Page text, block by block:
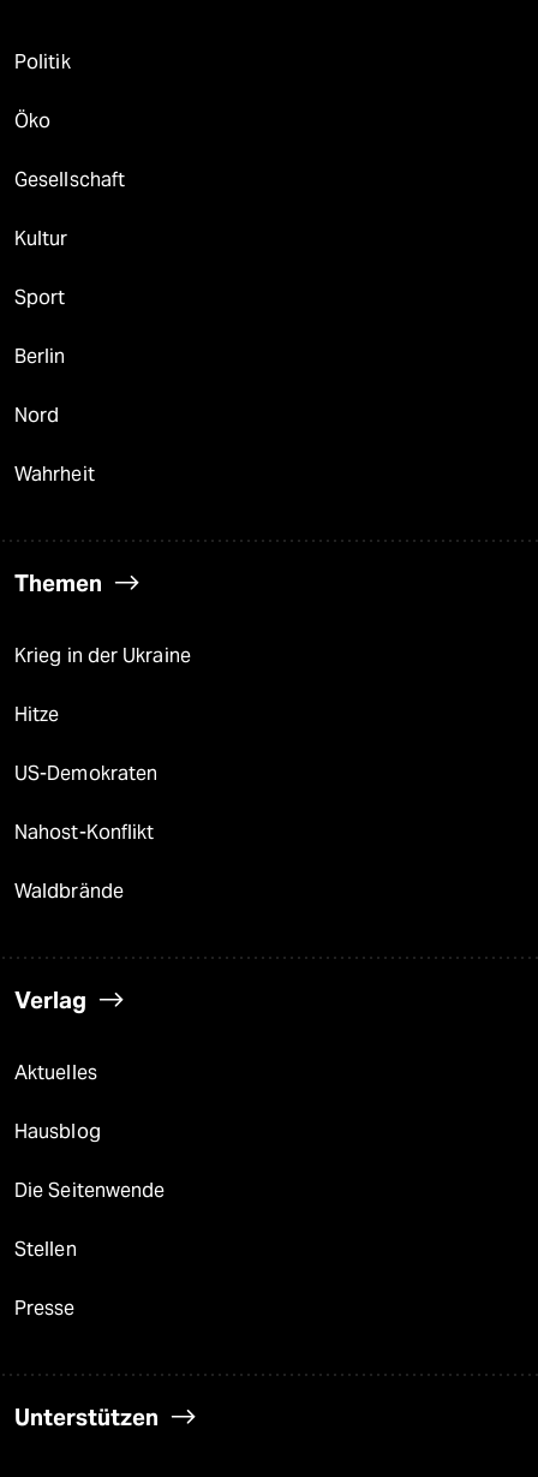
Politik
Öko
Gesellschaft
Kultur
Sport
Berlin
Nord
Wahrheit
Themen
Krieg in der Ukraine
Hitze
US-Demokraten
Nahost-Konflikt
Waldbrände
Verlag
Aktuelles
Hausblog
Die Seitenwende
Stellen
Presse
Unterstützen